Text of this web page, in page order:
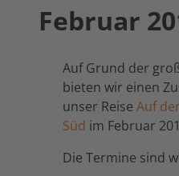
Februar
Auf Grund der
bieten wir einen
unser Reise Auf
Süd im Februar
Die Termine sind